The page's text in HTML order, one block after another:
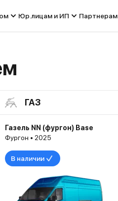
Юр.лицам и ИП Партнерам
ГАЗ
Газель NN (фургон) Base
Фургон • 2025
В наличии